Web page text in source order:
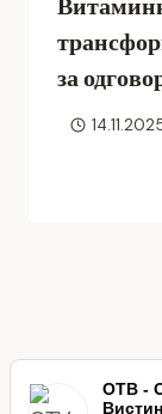
за
ОТВ -